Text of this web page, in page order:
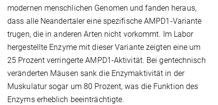
modernen menschlichen Genomen und fanden heraus,
dass alle Neandertaler eine spezifische AMPD1-Variante
trugen, die in anderen Arten nicht vorkommt. Im Labor
hergestellte Enzyme mit dieser Variante zeigten eine um
25 Prozent verringerte AMPD1-Aktivität. Bei gentechnisch
veränderten Mäusen sank die Enzymaktivität in der
Muskulatur sogar um 80 Prozent, was die Funktion des
Enzyms erheblich beeinträchtigte.